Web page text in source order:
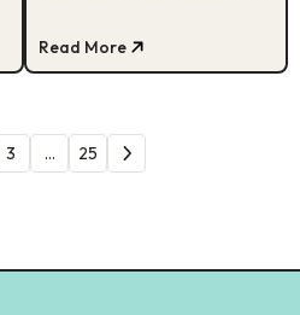
Read More
3 … 25